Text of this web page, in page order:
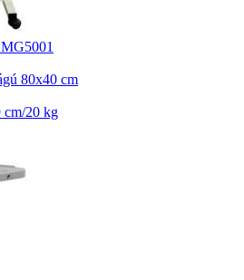
80x40 cm
cm/20 kg